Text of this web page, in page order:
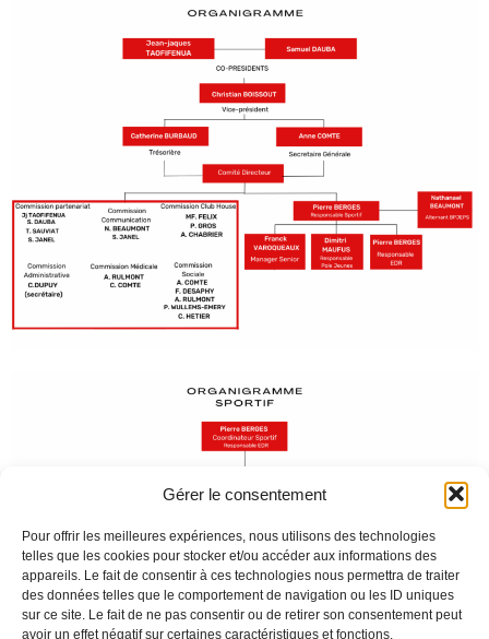
Gérer le consentement
Pour offrir les meilleures expériences, nous utilisons des technologies
telles que les cookies pour stocker et/ou accéder aux informations des
appareils. Le fait de consentir à ces technologies nous permettra de traiter
des données telles que le comportement de navigation ou les ID uniques
sur ce site. Le fait de ne pas consentir ou de retirer son consentement peut
avoir un effet négatif sur certaines caractéristiques et fonctions.